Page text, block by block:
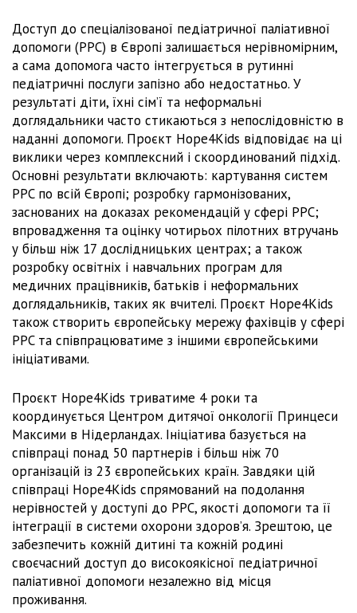
Доступ до спеціалізованої педіатричної паліативної
допомоги (PPC) в Європі залишається нерівномірним,
а сама допомога часто інтегрується в рутинні
педіатричні послуги запізно або недостатньо. У
результаті діти, їхні сім’ї та неформальні
доглядальники часто стикаються з непослідовністю в
наданні допомоги. Проєкт Hope4Kids відповідає на ці
виклики через комплексний і скоординований підхід.
Основні результати включають: картування систем
PPC по всій Європі; розробку гармонізованих,
заснованих на доказах рекомендацій у сфері PPC;
впровадження та оцінку чотирьох пілотних втручань
у більш ніж 17 дослідницьких центрах; а також
розробку освітніх і навчальних програм для
медичних працівників, батьків і неформальних
доглядальників, таких як вчителі. Проєкт Hope4Kids
також створить європейську мережу фахівців у сфері
PPC та співпрацюватиме з іншими європейськими
ініціативами.
Проєкт Hope4Kids триватиме 4 роки та
координується Центром дитячої онкології Принцеси
Максими в Нідерландах. Ініціатива базується на
співпраці понад 50 партнерів і більш ніж 70
організацій із 23 європейських країн. Завдяки цій
співпраці Hope4Kids спрямований на подолання
нерівностей у доступі до PPC, якості допомоги та її
інтеграції в системи охорони здоров’я. Зрештою, це
забезпечить кожній дитині та кожній родині
своєчасний доступ до високоякісної педіатричної
паліативної допомоги незалежно від місця
проживання.